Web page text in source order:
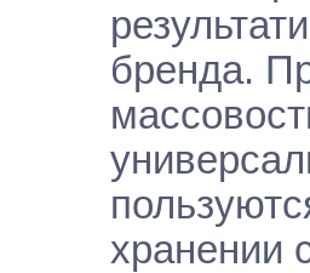
бренда.
хранении